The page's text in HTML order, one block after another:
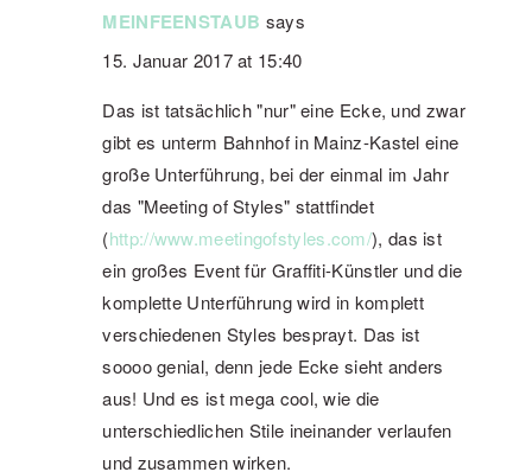
MEINFEENSTAUB says
15. Januar 2017 at 15:40
Das ist tatsächlich "nur" eine Ecke, und zwar
gibt es unterm Bahnhof in Mainz-Kastel eine
große Unterführung, bei der einmal im Jahr
das "Meeting of Styles" stattfindet
(http://www.meetingofstyles.com/), das ist
ein großes Event für Graffiti-Künstler und die
komplette Unterführung wird in komplett
verschiedenen Styles besprayt. Das ist
soooo genial, denn jede Ecke sieht anders
aus! Und es ist mega cool, wie die
unterschiedlichen Stile ineinander verlaufen
und zusammen wirken.